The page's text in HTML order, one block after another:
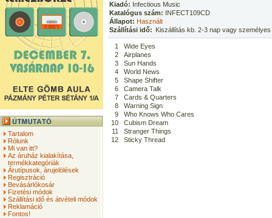
Tartalom
Rólunk
Mi van itt?
Az áruház kialakítása,
termékkategóriák
Árutípusok, árujelölések
Regisztráció
Bevásárlókosár
Fizetési módok
Szállítási idő és átvételi módok
Reklamáció
Fontos!
Kiadó: Infectious Music
Katalógus szám: INFECT109CD
Állapot: Használt
Szállítási idő: Kiszállítás kb. 2-3 nap vagy
1
Wide Eyes
2
Airplanes
3
Sun Hands
4
World News
5
Shape Shifter
6
Camera Talk
7
Cards & Quarters
8
Warning Sign
9
Who Knows Who Cares
10
Cubism Dream
11
Stranger Things
12
Sticky Thread